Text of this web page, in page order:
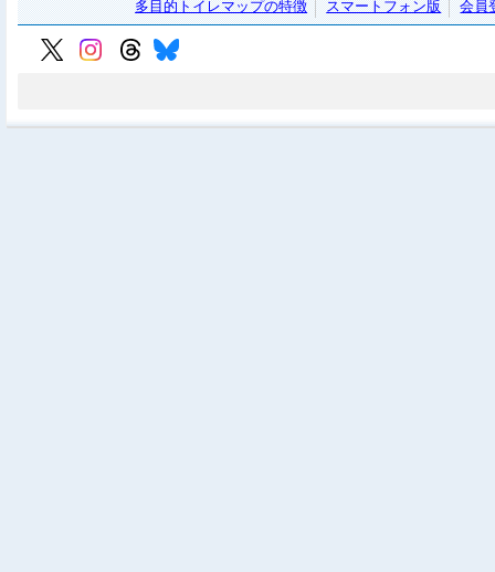
多目的トイレマップの特徴 スマートフォン版 会員